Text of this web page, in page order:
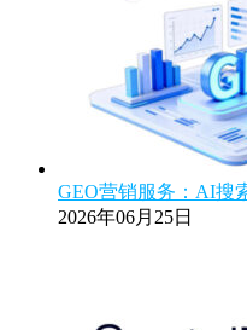
GEO营销服务：AI搜
2026年06月25日